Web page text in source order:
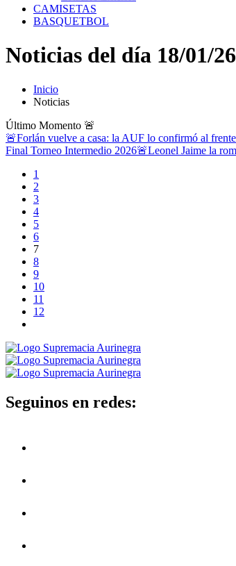
CAMISETAS
BASQUETBOL
Noticias del día 18/01/26
Inicio
Noticias
Último Momento 🚨
🚨Forlán vuelve a casa: la AUF lo confirmó al
Final Torneo Intermedio 2026🚨Leonel Jaime la
1
2
3
4
5
6
7
8
9
10
11
12
Seguinos en redes: